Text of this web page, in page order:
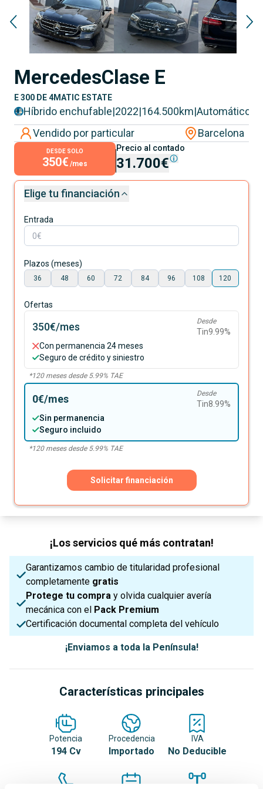
MercedesClase E
E 300 DE 4MATIC ESTATE
Híbrido enchufable|2022|164.500km|Automático
Vendido por particular
Barcelona
DESDE SOLO
350€ /mes
Precio al contado
31.700€
Elige tu financiación
Entrada
Plazos (meses)
36 48 60 72 84 96 108 120
Ofertas
350€/mes Desde
Tin9.99%
Con permanencia 24 meses
Seguro de crédito y siniestro
*120meses desde 5.99% TAE
0€/mes Desde
Tin8.99%
Sin permanencia
Seguro incluido
*120meses desde 5.99% TAE
Solicitar financiación
¡Los servicios qué más contratan!
Garantizamos cambio de titularidad profesional
completamente gratis
Protege tu compra y olvida cualquier avería
mecánica con el Pack Premium
Certificación documental completa del vehículo
¡Enviamos a toda la Península!
Características principales
Potencia
194 Cv
Procedencia
Importado
IVA
No Deducible